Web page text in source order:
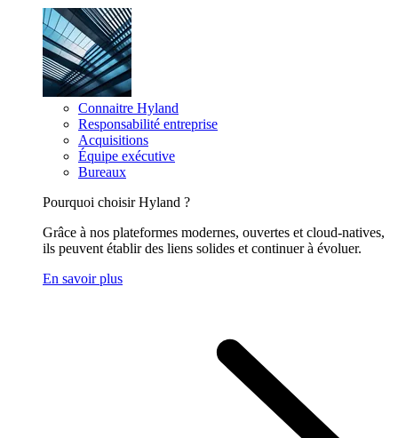
Connaitre Hyland
Responsabilité entreprise
Acquisitions
Équipe exécutive
Bureaux
Pourquoi choisir Hyland ?
Grâce à nos plateformes modernes, ouvertes et cloud-natives,
ils peuvent établir des liens solides et continuer à évoluer.
En savoir plus